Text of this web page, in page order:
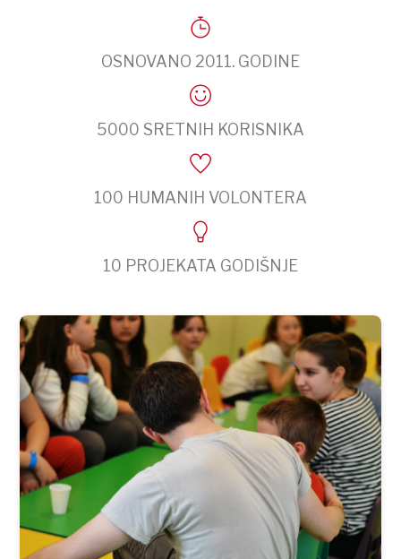
OSNOVANO 2011. GODINE
5000 SRETNIH KORISNIKA
100 HUMANIH VOLONTERA
10 PROJEKATA GODIŠNJE